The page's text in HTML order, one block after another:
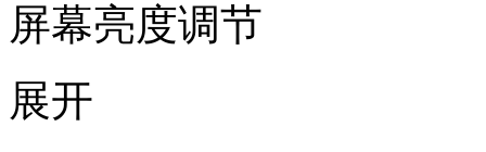
屏幕亮度调节
展开